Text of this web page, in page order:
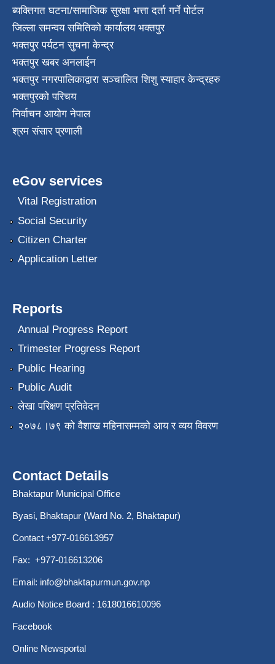
ब्यक्तिगत घटना/सामाजिक सुरक्षा भत्ता दर्ता गर्ने पोर्टल
जिल्ला समन्वय समितिको कार्यालय भक्तपुर
भक्तपुर पर्यटन सुचना केन्द्र
भक्तपुर खबर अनलाईन
भक्तपुर नगरपालिकाद्वारा सञ्चालित शिशु स्याहार केन्द्रहरु
भक्तपुरकाे परिचय
निर्वाचन आयोग नेपाल
श्रम संसार प्रणाली
eGov services
Vital Registration
Social Security
Citizen Charter
Application Letter
Reports
Annual Progress Report
Trimester Progress Report
Public Hearing
Public Audit
लेखा परिक्षण प्रतिवेदन
२०७८।७९ को वैशाख महिनासम्मको आय र व्यय विवरण
Contact Details
Bhaktapur Municipal Office
Byasi, Bhaktapur (Ward No. 2, Bhaktapur)
Contact +977-016613957
Fax: +977-016613206
Email: info@bhaktapurmun.gov.np
Audio Notice Board : 1618016610096
Facebook
Online Newsportal